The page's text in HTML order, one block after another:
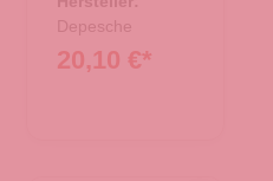
Depesche
20,10 €*